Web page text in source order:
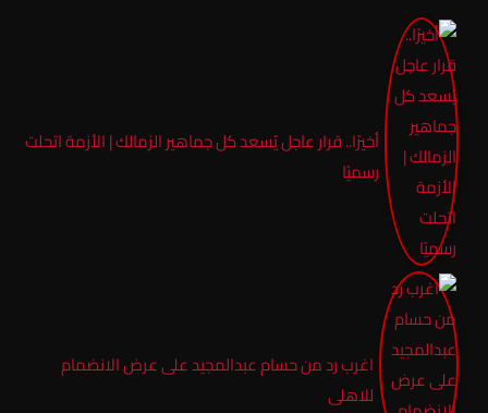
أخيرًا.. قرار عاجل يُسعد كل جماهير الزمالك | الأزمة اتحلت
رسميًا
اغرب رد من حسام عبدالمجيد على عرض الانضمام
للاهلى